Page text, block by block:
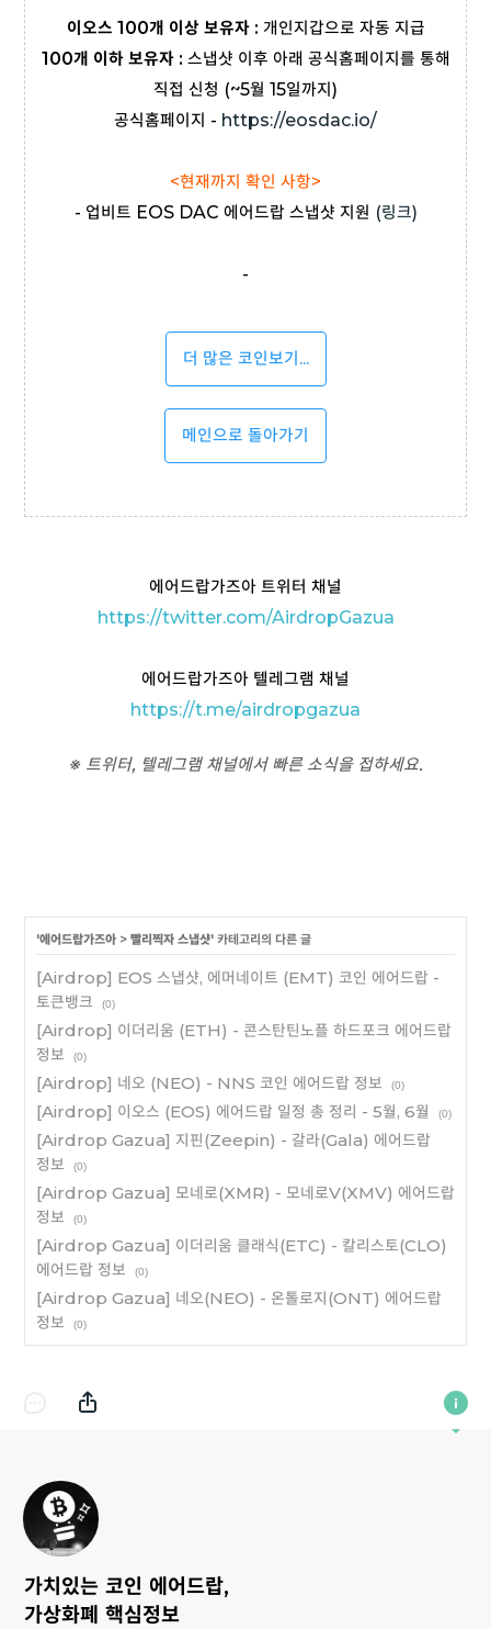
이오스 100개 이상 보유자 : 개인지갑으로 자동 지급
100개 이하 보유자 : 스냅샷 이후 아래 공식홈페이지를 통해
직접 신청 (~5월 15일까지)
공식홈페이지 - https://eosdac.io/
<현재까지 확인 사항>
- 업비트 EOS DAC 에어드랍 스냅샷 지원 (링크)
-
더 많은 코인보기...
메인으로 돌아가기
에어드랍가즈아 트위터 채널
https://twitter.com/AirdropGazua
에어드랍가즈아 텔레그램 채널
https://t.me/airdropgazua
※ 트위터, 텔레그램 채널에서 빠른 소식을 접하세요.
'에어드랍가즈아 > 빨리찍자 스냅샷' 카테고리의 다른 글
[Airdrop] EOS 스냅샷, 에머네이트 (EMT) 코인 에어드랍 -
토큰뱅크
(0)
[Airdrop] 이더리움 (ETH) - 콘스탄틴노플 하드포크 에어드랍
정보
(0)
[Airdrop] 네오 (NEO) - NNS 코인 에어드랍 정보 (0)
[Airdrop] 이오스 (EOS) 에어드랍 일정 총 정리 - 5월, 6월 (0)
[Airdrop Gazua] 지핀(Zeepin) - 갈라(Gala) 에어드랍
정보
(0)
[Airdrop Gazua] 모네로(XMR) - 모네로V(XMV) 에어드랍
정보
(0)
[Airdrop Gazua] 이더리움 클래식(ETC) - 칼리스토(CLO)
에어드랍 정보
(0)
[Airdrop Gazua] 네오(NEO) - 온톨로지(ONT) 에어드랍
정보
(0)
가치있는 코인 에어드랍,
가상화폐 핵심정보